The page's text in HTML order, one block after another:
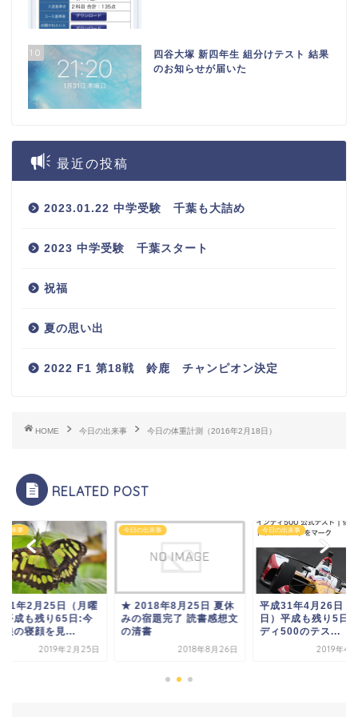
10
四谷大塚 新四年生 組分けテスト 結果
のお知らせが届いた
最近の投稿
2023.01.22 中学受験 千葉も大詰め
2023 中学受験 千葉スタート
祝福
夏の思い出
2022 F1 第18戦 鈴鹿 チャンピオン決定
HOME 今日の出来事 今日の体重計測（2016年2月18日）
RELATED POST
出来事
31年2月25日（月曜
平成も残り65日:今
娘の寝顔を見...
2019年2月25日
今日の出来事
★ 2018年8月25日 夏休
みの宿題完了 読書感想文
の清書
2018年8月26日
今日の出来事
平成31年4月26日（
日）平成も残り5日:
ディ500のテス...
2019年4